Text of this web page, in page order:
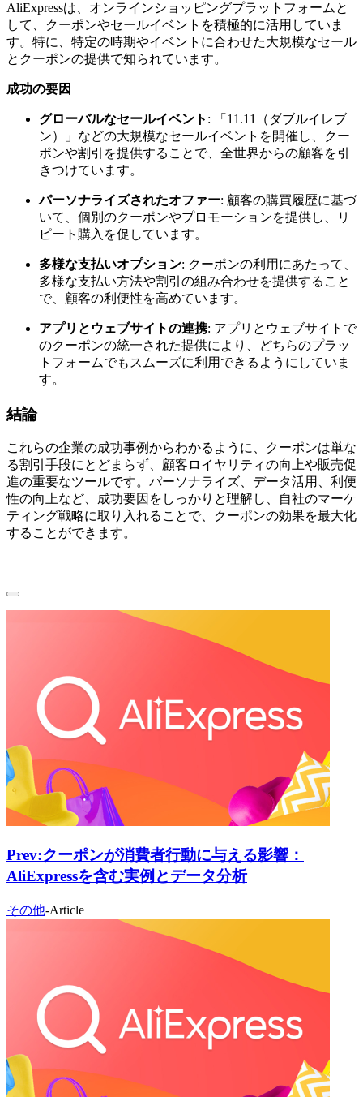
AliExpressは、オンラインショッピングプラットフォームと
して、クーポンやセールイベントを積極的に活用していま
す。特に、特定の時期やイベントに合わせた大規模なセール
とクーポンの提供で知られています。
成功の要因
グローバルなセールイベント : 「11.11（ダブルイレブ
ン）」などの大規模なセールイベントを開催し、クー
ポンや割引を提供することで、全世界からの顧客を引
きつけています。
パーソナライズされたオファー: 顧客の購買履歴に基づ
いて、個別のクーポンやプロモーションを提供し、リ
ピート購入を促しています。
多様な支払いオプション: クーポンの利用にあたって、
多様な支払い方法や割引の組み合わせを提供すること
で、顧客の利便性を高めています。
アプリとウェブサイトの連携: アプリとウェブサイトで
のクーポンの統一された提供により、どちらのプラッ
トフォームでもスムーズに利用できるようにしていま
す。
結論
これらの企業の成功事例からわかるように、クーポンは単な
る割引手段にとどまらず、顧客ロイヤリティの向上や販売促
進の重要なツールです。パーソナライズ、データ活用、利便
性の向上など、成功要因をしっかりと理解し、自社のマーケ
ティング戦略に取り入れることで、クーポンの効果を最大化
することができます。
Prev:クーポンが消費者行動に与える影響：
AliExpressを含む実例とデータ分析
その他-Article